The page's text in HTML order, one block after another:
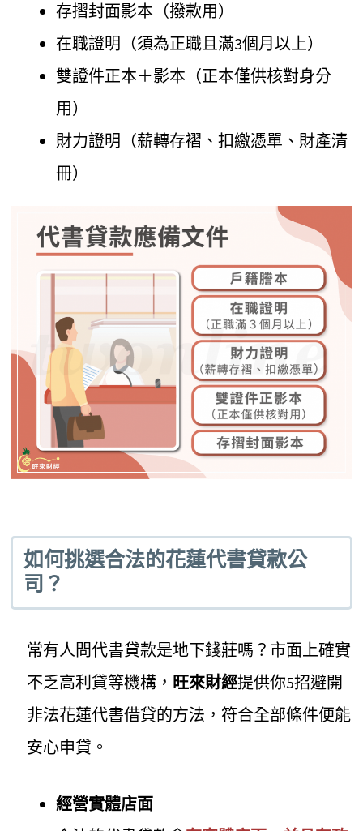
存摺封面影本（撥款用）
在職證明（須為正職且滿3個月以上）
雙證件正本＋影本（正本僅供核對身分
用）
財力證明（薪轉存褶、扣繳憑單、財產清
冊）
如何挑選合法的花蓮代書貸款公
司？
常有人問代書貸款是地下錢莊嗎？市面上確實
不乏高利貸等機構， 旺來財經提供你5招避開
非法花蓮代書借貸的方法，符合全部條件便能
安心申貸。
經營實體店面